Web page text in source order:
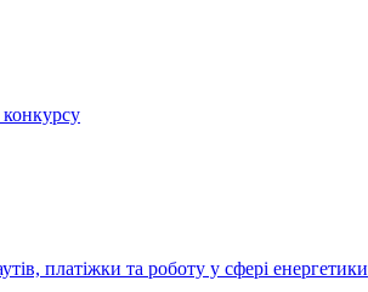
платіжки та роботу у сфері енергетики